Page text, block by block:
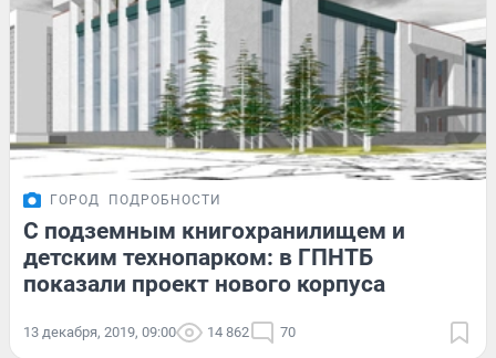
ГОРОД ПОДРОБНОСТИ
С подземным книгохранилищем и
детским технопарком: в ГПНТБ
показали проект нового корпуса
13 декабря, 2019, 09:00 14 862 70